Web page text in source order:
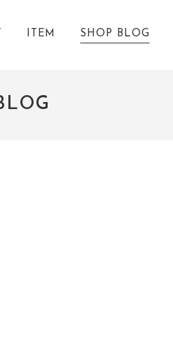
ITEM SHOP BLOG